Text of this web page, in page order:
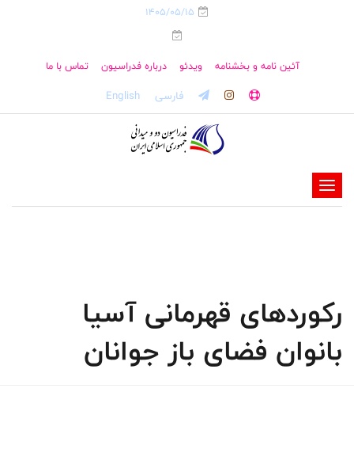
1405/05/15
آئین نامه و بخشنامه ویدئو درباره فدراسیون تماس با ما
فارسی English
-
-
-
رکوردهای قهرمانی آسیا
بانوان فضای باز جوانان